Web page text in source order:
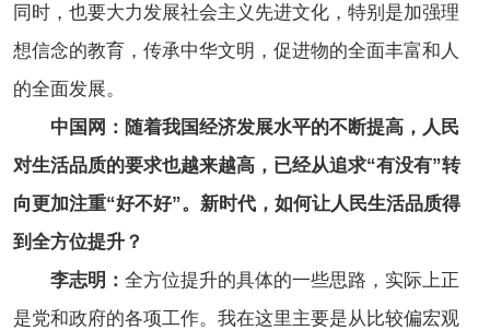
同时，也要大力发展社会主义先进文化，特别是加强理
想信念的教育，传承中华文明，促进物的全面丰富和人
的全面发展。
中国网：随着我国经济发展水平的不断提高，人民
对生活品质的要求也越来越高，已经从追求“有没有”转
向更加注重“好不好”。新时代，如何让人民生活品质得
到全方位提升？
李志明： 全方位提升的具体的一些思路，实际上正
是党和政府的各项工作。我在这里主要是从比较偏宏观